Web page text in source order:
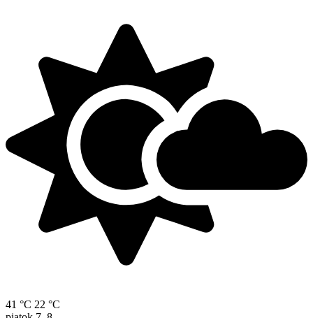
41 °C 22 °C